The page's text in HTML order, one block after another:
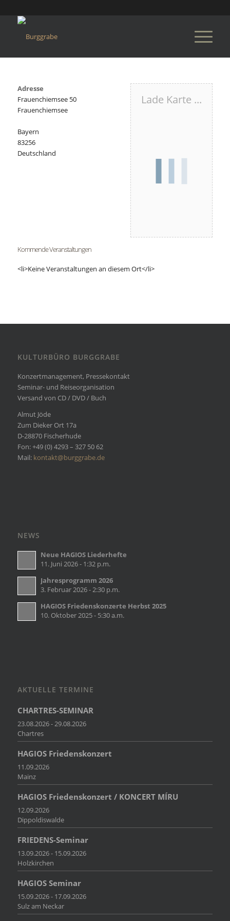
Lade Karte ...
Adresse
Frauenchiemsee 50
Frauenchiemsee
Bayern
83256
Deutschland
Kommende Veranstaltungen
<li>Keine Veranstaltungen an diesem Ort</li>
KULTURBÜRO BURGGRABE
Konzertmanagement, Pressekontakt
Seminar- und Reiseorganisation
Versand von CD / DVD / Buch
Almut Jöde
Zum Dieker Ort 17a
D-28870 Fischerhude
Fon: +49 (0) 4293 – 327 50 62
Mail: kontakt@burggrabe.de
NEWS
Neue HAGIOS Liederhefte
11. Juni 2026 - 1:32 p.m.
Jahresprogramm 2026
3. Februar 2026 - 2:30 p.m.
HAGIOS Friedenskonzerte Herbst 2025
10. Oktober 2025 - 5:30 a.m.
AKTUELLE TERMINE
CHARTRES-SEMINAR
23.08.2026 - 29.08.2026
Chartres
HAGIOS Friedenskonzert
11.09.2026
Mainz
HAGIOS Friedenskonzert / KONCERT MÍRU
12.09.2026
Dippoldiswalde
FRIEDENS-Seminar
13.09.2026 - 15.09.2026
Holzkirchen
HAGIOS Seminar
15.09.2026 - 17.09.2026
Sulz am Neckar